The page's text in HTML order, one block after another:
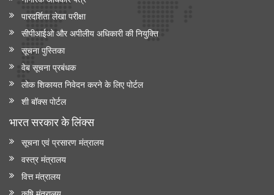
पारदर्शिता लेखा परीक्षा
सीपीआईओ और अपी‍लीय अधिकारी की नियुक्ति
सूचना पुस्तिका
वेब सूचना प्रबंधक
लोक शिकायत निवेदन करने के लिए पोर्टल
शी बॉक्स पोर्टल
भारत सरकार के लिंक्‍स
सूचना एवं प्रसारण मंत्रालय
वस्त्र मंत्रालय
वित्त मंत्रालय